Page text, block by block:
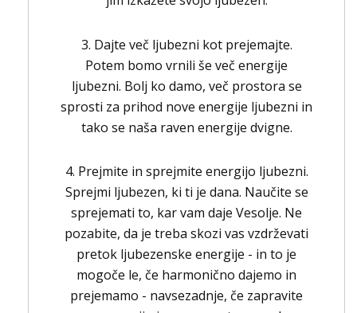
3. Dajte več ljubezni kot prejemajte.
Potem bomo vrnili še več energije
ljubezni. Bolj ko damo, več prostora se
sprosti za prihod nove energije ljubezni in
tako se naša raven energije dvigne.
4. Prejmite in sprejmite energijo ljubezni.
Sprejmi ljubezen, ki ti je dana. Naučite se
sprejemati to, kar vam daje Vesolje. Ne
pozabite, da je treba skozi vas vzdrževati
pretok ljubezenske energije - in to je
mogoče le, če harmonično dajemo in
prejemamo - navsezadnje, če zapravite